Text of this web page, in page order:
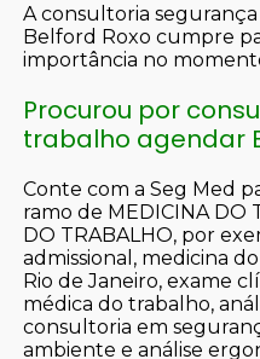
A consultoria
Belford Roxo cumpre
importância no
Procurou por
trabalho agendar
Conte com a Seg Med
ramo de MEDICINA DO
DO TRABALHO, por
admissional, medicina
Rio de Janeiro, exame
médica do trabalho,
consultoria em
ambiente e análise